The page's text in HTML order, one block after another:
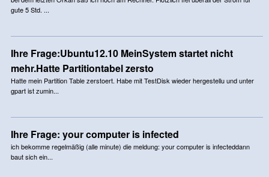
gute 5 Std. ...
Ihre Frage:Ubuntu12.10 MeinSystem startet nicht
mehr.Hatte Partitiontabel zersto
Hatte mein Partition Table zerstoert. Habe mit TestDisk wieder hergestellu und unter
gpart ist zumin...
Ihre Frage: your computer is infected
ich bekomme regelmäßig (alle minute) die meldung: your computer is infecteddann
baut sich ein...